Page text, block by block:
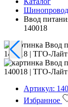
Ввод
140018
Артикул:
Избранное